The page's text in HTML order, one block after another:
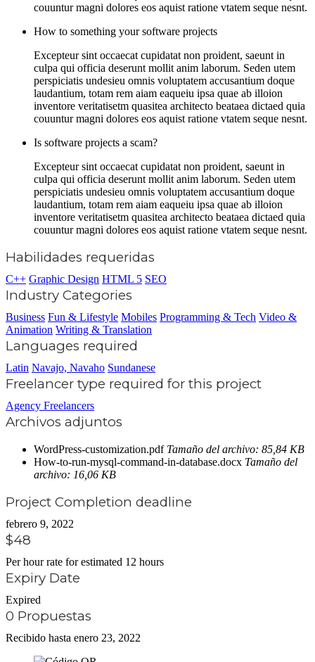
couuntur magni dolores eos aquist ratione vtatem seque nesnt.
How to something your software projects
Excepteur sint occaecat cupidatat non proident, saeunt in
culpa qui officia deserunt mollit anim laborum. Seden utem
perspiciatis undesieu omnis voluptatem accusantium doque
laudantium, totam rem aiam eaqueiu ipsa quae ab illoion
inventore veritatisetm quasitea architecto beataea dictaed quia
couuntur magni dolores eos aquist ratione vtatem seque nesnt.
Is software projects a scam?
Excepteur sint occaecat cupidatat non proident, saeunt in
culpa qui officia deserunt mollit anim laborum. Seden utem
perspiciatis undesieu omnis voluptatem accusantium doque
laudantium, totam rem aiam eaqueiu ipsa quae ab illoion
inventore veritatisetm quasitea architecto beataea dictaed quia
couuntur magni dolores eos aquist ratione vtatem seque nesnt.
Habilidades requeridas
C++ Graphic Design HTML 5 SEO
Industry Categories
Business Fun & Lifestyle Mobiles Programming & Tech Video &
Animation Writing & Translation
Languages required
Latin Navajo, Navaho Sundanese
Freelancer type required for this project
Agency Freelancers
Archivos adjuntos
WordPress-customization.pdf Tamaño del archivo: 85,84 KB
How-to-run-mysql-command-in-database.docx Tamaño del
archivo: 16,06 KB
Project Completion deadline
febrero 9, 2022
$48
Per hour rate for estimated 12 hours
Expiry Date
Expired
0 Propuestas
Recibido hasta enero 23, 2022